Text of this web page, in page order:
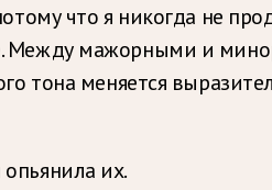
что я никогда не
Между мажорными и
тона меняется
их.